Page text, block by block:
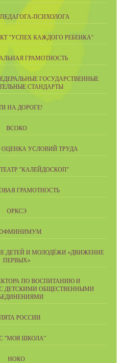
ПСИХОЛОГА
"УСПЕХ КАЖДОГО РЕБЕНКА"
ГРАМОТНОСТЬ
ГОСУДАРСТВЕННЫЕ
СТАНДАРТЫ
НА ДОРОГЕ!
ВСОКО
УСЛОВИЙ ТРУДА
"КАЛЕЙДОСКОП"
ГРАМОТНОСТЬ
ОРКСЭ
ДЕТЕЙ И МОЛОДЁЖИ «ДВИЖЕНИЕ
ПЕРВЫХ»
ПО ВОСПИТАНИЮ И
ДЕТСКИМИ ОБЩЕСТВЕННЫМИ
РОССИИ
"МОЯ ШКОЛА"
НОКО